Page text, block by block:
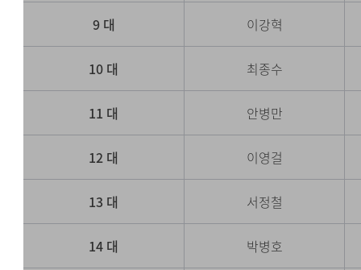
9 대 이강혁
10 대 최종수
11 대 안병만
12 대 이영걸
13 대 서정철
14 대 박병호